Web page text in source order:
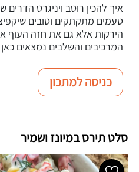
איך להכין רוטב ויניגרט
טעמים מתקתקים וטובים
הירקות אלא גם את חזה העוף
המרכיבים והשלבים נמצאים
כניסה למתכון
סלט תירס במיונז ושמיר